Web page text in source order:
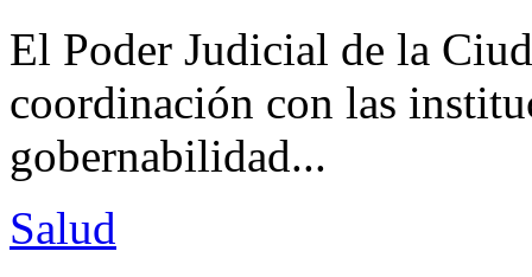
El Poder Judicial de la
coordinación con las
gobernabilidad...
Salud